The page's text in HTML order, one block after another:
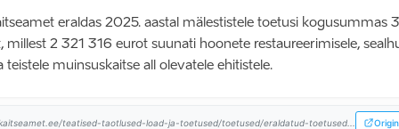
eraldas 2025. aastal mälestistele toetusi kogusummas
2 321 316 eurot suunati hoonete restaureerimisele,
teistele muinsuskaitse all olevatele ehitistele.
teatised-taotlused-load-ja-toetused/toetused/eraldatud-toetused...